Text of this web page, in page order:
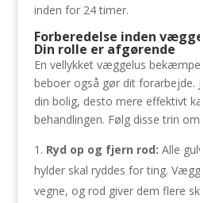
inden for 24 timer.
Forberedelse inden
Din rolle er afgørende
En vellykket væggelus
beboer også gør dit forarbejde.
din bolig, desto mere effektivt
behandlingen. Følg disse trin
Ryd op og fjern rod: Alle
hylder skal ryddes for ting.
vegne, og rod giver dem flere